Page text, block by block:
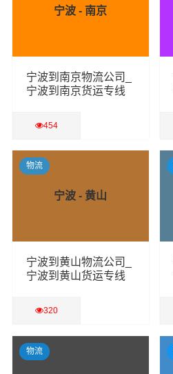
宁波 - 南京
宁波到南京物流公司_
宁波到南京货运专线
454
查看详细
宁波 - 黄山
宁波到黄山物流公司_
宁波到黄山货运专线
320
查看详细
物流
物流